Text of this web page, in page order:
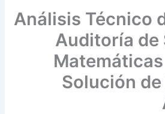
Análisis Técnico
Auditoría de
Solución